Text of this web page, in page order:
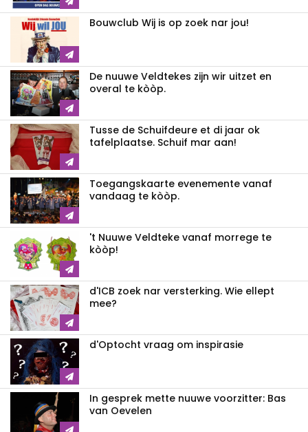
Bouwclub Wij is op zoek nar jou!
De nuuwe Veldtekes zijn wir uitzet en
overal te kòòp.
Tusse de Schuifdeure et di jaar ok
tafelplaatse. Schuif mar aan!
Toegangskaarte evenemente vanaf
vandaag te kòòp.
't Nuuwe Veldteke vanaf morrege te
kòòp!
d'ICB zoek nar versterking. Wie ellept
mee?
d'Optocht vraag om inspirasie
In gesprek mette nuuwe voorzitter: Bas
van Oevelen